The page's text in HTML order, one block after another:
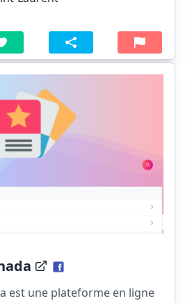
est une plateforme en ligne